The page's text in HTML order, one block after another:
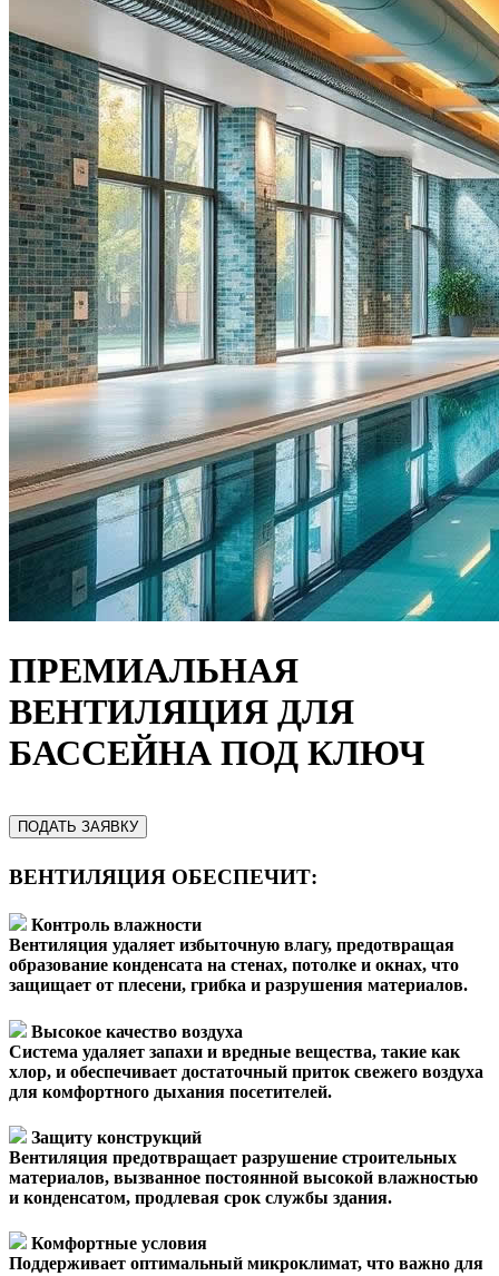
ПРЕМИАЛЬНАЯ
ВЕНТИЛЯЦИЯ ДЛЯ
БАССЕЙНА ПОД КЛЮЧ
ПОДАТЬ ЗАЯВКУ
ВЕНТИЛЯЦИЯ ОБЕСПЕЧИТ:
Контроль влажности
Вентиляция удаляет избыточную влагу, предотвращая
образование конденсата на стенах, потолке и окнах, что
защищает от плесени, грибка и разрушения материалов.
Высокое качество воздуха
Система удаляет запахи и вредные вещества, такие как
хлор, и обеспечивает достаточный приток свежего воздуха
для комфортного дыхания посетителей.
Защиту конструкций
Вентиляция предотвращает разрушение строительных
материалов, вызванное постоянной высокой влажностью
и конденсатом, продлевая срок службы здания.
Комфортные условия
Поддерживает оптимальный микроклимат, что важно для